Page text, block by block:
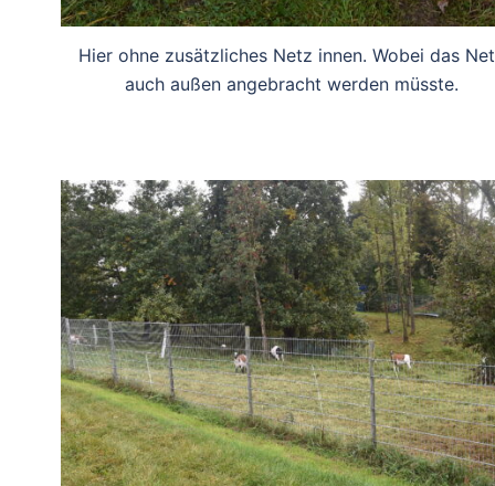
Hier ohne zusätzliches Netz innen. Wobei das
auch außen angebracht werden müsste.